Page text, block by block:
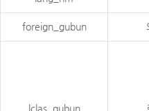
foreign_gubun
lclas_gubun